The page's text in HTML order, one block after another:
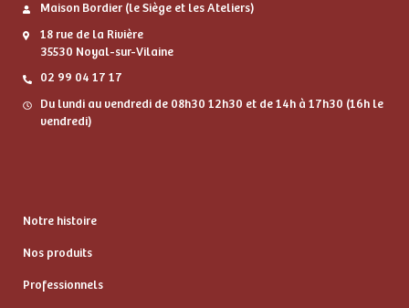
Maison Bordier (le Siège et les Ateliers)
18 rue de la Rivière
35530 Noyal-sur-Vilaine
02 99 04 17 17
Du lundi au vendredi de 08h30 12h30 et de 14h à 17h30 (16h le
vendredi)
Notre histoire
Nos produits
Professionnels